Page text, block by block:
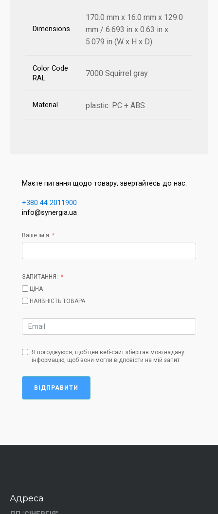
Dimensions
170.0 mm x 16.0 mm x 129.0
mm / 6.693 in x 0.63 in x
5.079 in (W x H x D)
Color Code
RAL
7000 Squirrel gray
Material plastic: PC + ABS
Маєте питання щодо товару, звертайтесь до нас:
+380 44 2011900
info@synergia.ua
Ваше ім'я
ЗАПИТАННЯ:
ЦІНА
НАЯВНІСТЬ ТОВАРА
Я погоджуюся, щоб цей веб-сайт зберігав мою надану
інформацію, щоб вони могли відповісти на мій запит
ВІДПРАВИТИ
Адреса